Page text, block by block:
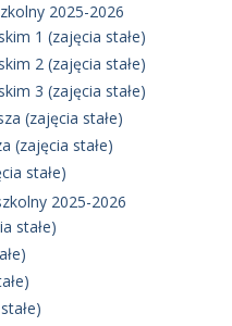
2025-2026
1 (zajęcia stałe)
2 (zajęcia stałe)
3 (zajęcia stałe)
(zajęcia stałe)
(zajęcia stałe)
stałe)
2025-2026
stałe)